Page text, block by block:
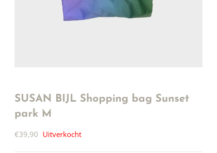
SUSAN BIJL Shopping bag Sunset
park M
€39,90 Uitverkocht